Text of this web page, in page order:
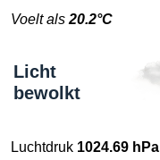
Voelt als 20.2°C
Licht
bewolkt
Luchtdruk 1024.69 hPa